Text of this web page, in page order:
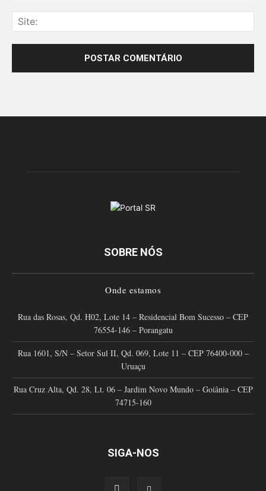
SOBRE NÓS
Onde estamos
Rua das Rosas, Qd. H02, Lote 14 – Residencial Bom Sucesso – CEP
76554-146 – Porangatu
Rua 1601, S/N – Setor Sul II, Qd. 069, Lote 11 – CEP 76400-000 –
Uruaçu
Rua Cruz Alta, Qd. 28, Lt. 06 – Jardim Novo Mundo – Goiânia – CEP
74715-160
SIGA-NOS